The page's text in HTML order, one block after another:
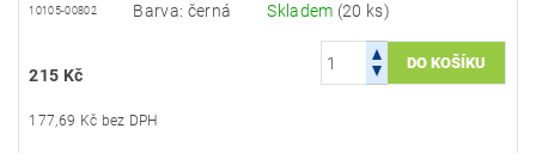
10105-00802 Barva: černá Skladem (20 ks)
215 Kč
177,69 Kč bez DPH